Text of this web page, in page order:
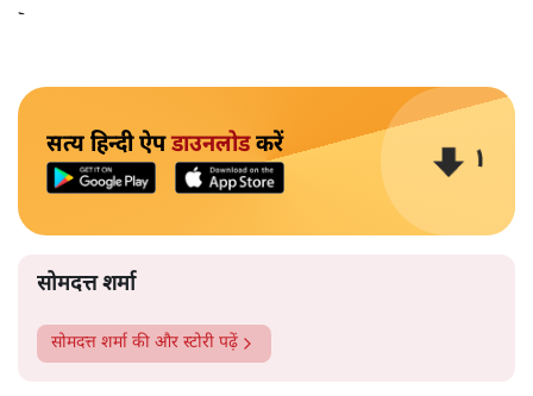
3.5 ओवर में 24 रन देकर चार विकेट चटकाए।
सत्य हिन्दी ऐपडाउनलोडकरें
सोमदत्त शर्मा
सोमदत्त शर्मा की और स्टोरी पढ़ें